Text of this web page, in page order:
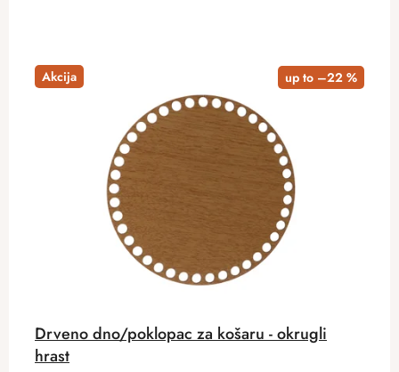
Akcija up to –22 %
Drveno dno/poklopac za košaru - okrugli
hrast